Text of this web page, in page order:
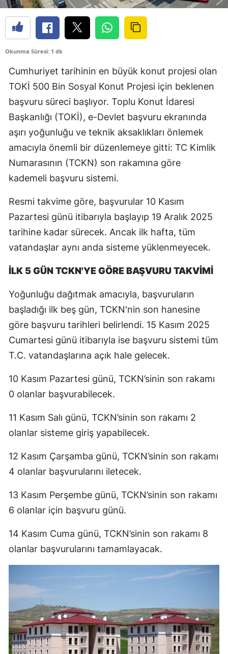
Okunma Süresi: 1 dk
Cumhuriyet tarihinin en büyük konut projesi olan
TOKİ 500 Bin Sosyal Konut Projesi için beklenen
başvuru süreci başlıyor. Toplu Konut İdaresi
Başkanlığı (TOKİ), e-Devlet başvuru ekranında
aşırı yoğunluğu ve teknik aksaklıkları önlemek
amacıyla önemli bir düzenlemeye gitti: TC Kimlik
Numarasının (TCKN) son rakamına göre
kademeli başvuru sistemi.
Resmi takvime göre, başvurular 10 Kasım
Pazartesi günü itibarıyla başlayıp 19 Aralık 2025
tarihine kadar sürecek. Ancak ilk hafta, tüm
vatandaşlar aynı anda sisteme yüklenmeyecek.
İLK 5 GÜN TCKN'YE GÖRE BAŞVURU TAKVİMİ
Yoğunluğu dağıtmak amacıyla, başvuruların
başladığı ilk beş gün, TCKN'nin son hanesine
göre başvuru tarihleri belirlendi. 15 Kasım 2025
Cumartesi günü itibarıyla ise başvuru sistemi tüm
T.C. vatandaşlarına açık hale gelecek.
10 Kasım Pazartesi günü, TCKN’sinin son rakamı
0 olanlar başvurabilecek.
11 Kasım Salı günü, TCKN’sinin son rakamı 2
olanlar sisteme giriş yapabilecek.
12 Kasım Çarşamba günü, TCKN’sinin son rakamı
4 olanlar başvurularını iletecek.
13 Kasım Perşembe günü, TCKN’sinin son rakamı
6 olanlar için başvuru günü.
14 Kasım Cuma günü, TCKN’sinin son rakamı 8
olanlar başvurularını tamamlayacak.